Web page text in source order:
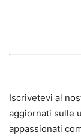
Iscrivetevi al
aggiornati sulle
appassionati